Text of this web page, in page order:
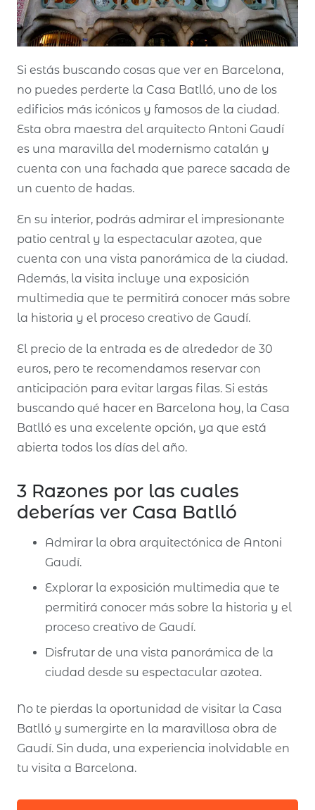
Si estás buscando cosas que ver en Barcelona,
no puedes perderte la Casa Batlló, uno de los
edificios más icónicos y famosos de la ciudad.
Esta obra maestra del arquitecto Antoni Gaudí
es una maravilla del modernismo catalán y
cuenta con una fachada que parece sacada de
un cuento de hadas.
En su interior, podrás admirar el impresionante
patio central y la espectacular azotea, que
cuenta con una vista panorámica de la ciudad.
Además, la visita incluye una exposición
multimedia que te permitirá conocer más sobre
la historia y el proceso creativo de Gaudí.
El precio de la entrada es de alrededor de 30
euros, pero te recomendamos reservar con
anticipación para evitar largas filas. Si estás
buscando qué hacer en Barcelona hoy, la Casa
Batlló es una excelente opción, ya que está
abierta todos los días del año.
3 Razones por las cuales
deberías ver Casa Batlló
Admirar la obra arquitectónica de Antoni
Gaudí.
Explorar la exposición multimedia que te
permitirá conocer más sobre la historia y el
proceso creativo de Gaudí.
Disfrutar de una vista panorámica de la
ciudad desde su espectacular azotea.
No te pierdas la oportunidad de visitar la Casa
Batlló y sumergirte en la maravillosa obra de
Gaudí. Sin duda, una experiencia inolvidable en
tu visita a Barcelona.